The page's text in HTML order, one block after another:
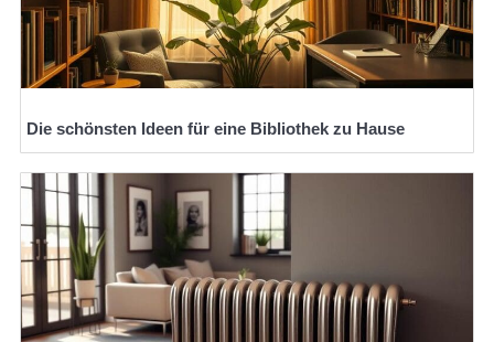
Die schönsten Ideen für eine Bibliothek zu Hause